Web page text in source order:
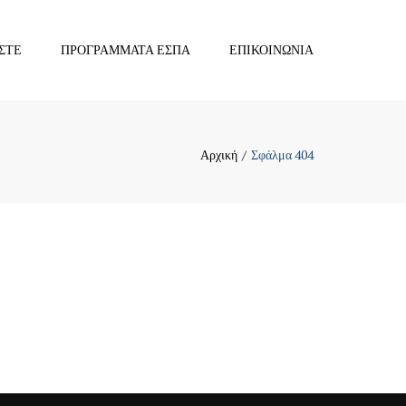
ΠΡΟΓΡΆΜΜΑΤΑ ΕΣΠΑ ΕΠΙΚΟΙΝΩΝΊΑ
Αρχική Σφάλμα 404